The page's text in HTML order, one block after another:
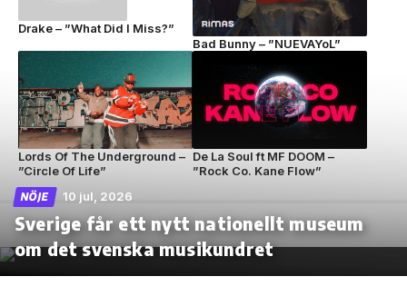
Drake – ”What Did I Miss?”
Bad Bunny – ”NUEVAYoL”
Lords Of The Underground –
”Circle Of Life”
De La Soul ft MF DOOM –
”Rock Co. Kane Flow”
NÖJE 10 jul, 2026
Sverige får ett nytt nationellt museum
om det svenska musikundret